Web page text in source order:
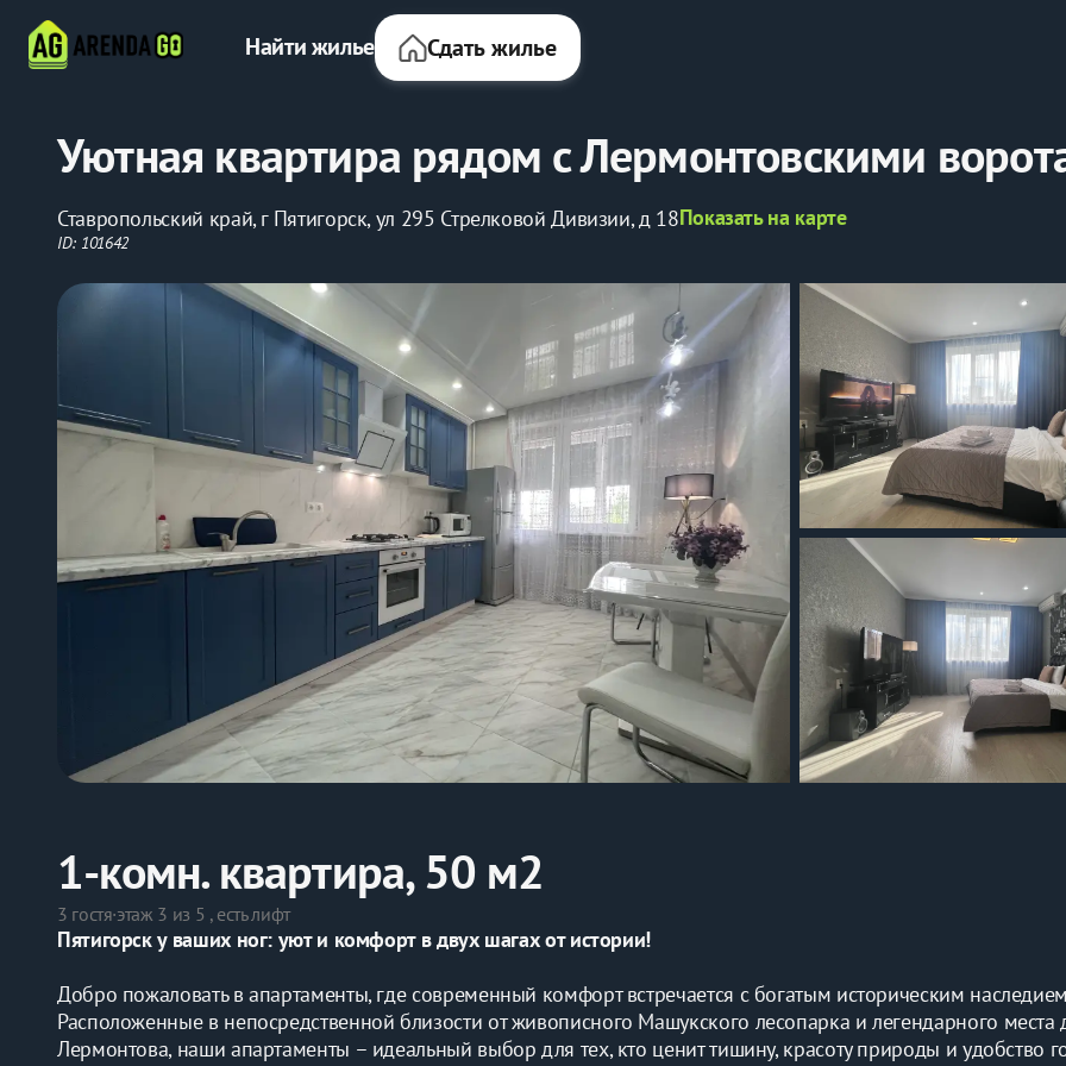
Найти жилье Сдать жилье
Уютная квартира рядом с Лермонтовскими
Ставропольский край, г Пятигорск, ул 295 Стрелковой Дивизии, д 18Показать на карте
ID: 101642
1-комн. квартира, 50 м2
3 гостя·этаж 3 из 5 , есть лифт
Пятигорск у ваших ног: уют и комфорт в двух шагах от истории!
Добро пожаловать в апартаменты, где современный комфорт встречается с богатым историческим
Расположенные в непосредственной близости от живописного Машукского лесопарка и легендарного места
Лермонтова, наши апартаменты – идеальный выбор для тех, кто ценит тишину, красоту природы и удобство